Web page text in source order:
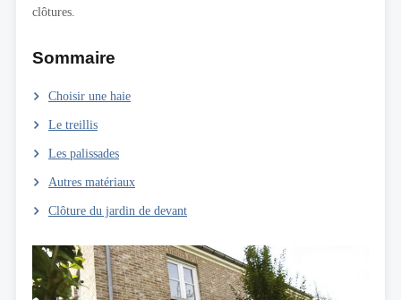
clôtures.
Sommaire
Choisir une haie
Le treillis
Les palissades
Autres matériaux
Clôture du jardin de devant